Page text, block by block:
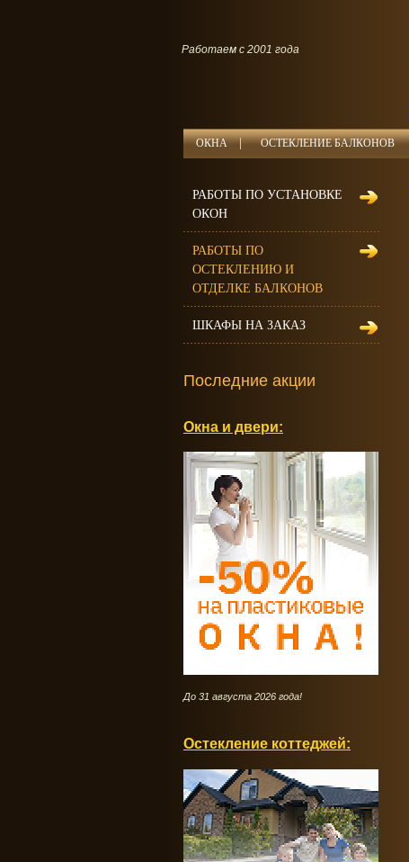
Работаем с 2001 года
ОКНА ОСТЕКЛЕНИЕ БАЛКОНОВ
РАБОТЫ ПО УСТАНОВКЕ
ОКОН
РАБОТЫ ПО
ОСТЕКЛЕНИЮ И
ОТДЕЛКЕ БАЛКОНОВ
ШКАФЫ НА ЗАКАЗ
Последние акции
Окна и двери:
До 31 августа 2026 года!
Остекление коттеджей: